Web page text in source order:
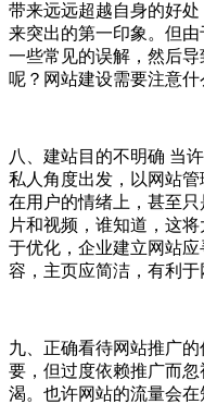
带来远远超越自身的好
来突出的第一印象。但
一些常见的误解，然后
呢？网站建设需要注意什
八、建站目的不明确 当
私人角度出发，以网站
在用户的情绪上，甚至
片和视频，谁知道，这
于优化，企业建立网站
容，主页应简洁，有利于
九、正确看待网站推广
要，但过度依赖推广而
渴。也许网站的流量会